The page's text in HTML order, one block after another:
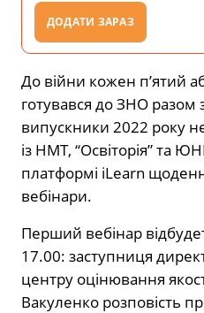
ДОДАТИ ЗАРАЗ
До війни кожен п’ятий
готувався до ЗНО разом
випускники 2022 року
із НМТ, “Освіторія” та
платформі iLearn
вебінари.
Перший вебінар
17.00: заступниця
центру оцінювання
Вакуленко розповість